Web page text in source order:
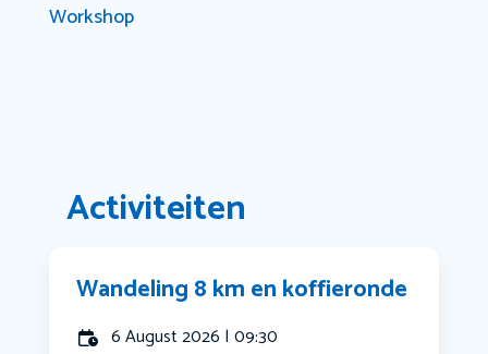
Workshop
Activiteiten
Wandeling 8 km en koffieronde
6 August 2026 | 09:30